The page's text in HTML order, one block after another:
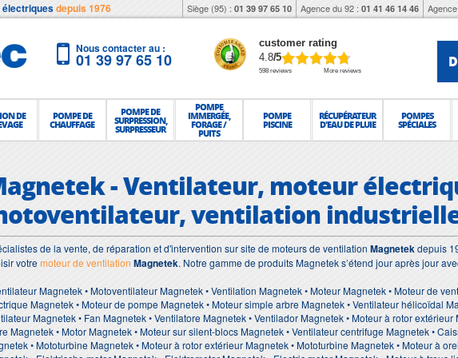
électriquesdepuis 1976 Siège (95) : 01 39 97 65 10 Agence du 92 : 01 41 46 14 46
Nous contacter au :
01 39 97 65 10
customer rating
4.8/5
598 reviews More reviews
DE POMPE DE
CHAUFFAGE
POMPE DE
SURPRESSION,
SURPRESSEUR
POMPE
IMMERGÉE,
FORAGE /
PUITS
POMPE
PISCINE
RÉCUPÉRATEUR
D'EAU DE PLUIE
POMPES
SPÉCIALES
- Ventilateur, moteur
ventilation
de la vente, de réparation et d'intervention sur site de moteurs de ventilation Magnetekdepuis
votremoteur de ventilation Magnetek. Notre gamme de produits Magnetek s’étend jour après jour
Magnetek • Motoventilateur Magnetek • Ventilation Magnetek • Moteur Magnetek • Moteur de
Magnetek • Moteur de pompe Magnetek • Moteur simple arbre Magnetek • Ventilateur hélicoïdal
Magnetek • Fan Magnetek • Ventilatore Magnetek • Ventilador Magnetek • Moteur à rotor
Magnetek • Motor Magnetek • Moteur sur silent-blocs Magnetek • Ventilateur centrifuge Magnetek •
• Mototurbine Magnetek • Moteur à rotor extérieur Magnetek • Mototurbine Magnetek • Moteur à